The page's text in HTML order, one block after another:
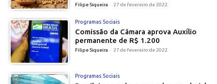
Filipe Siqueira - 27 de fevereiro de 2022
Programas Sociais
Comissão da Câmara aprova Auxílio
permanente de R$ 1.200
Filipe Siqueira - 27 de fevereiro de 2022
Programas Sociais